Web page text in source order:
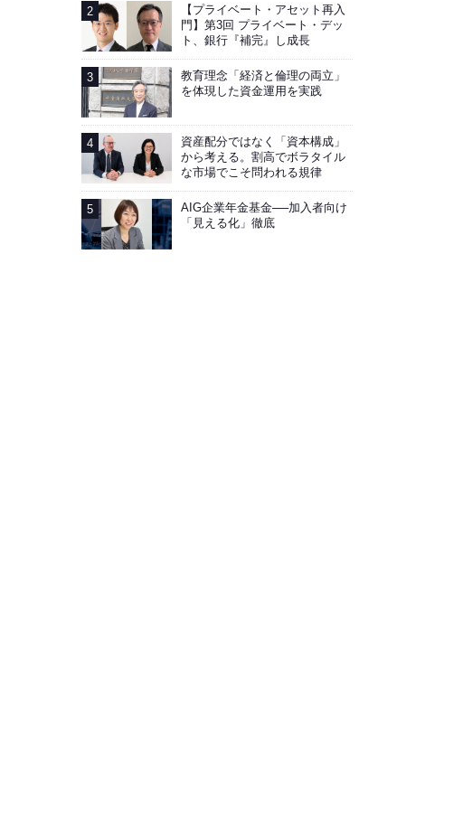
【プライベート・アセット再入
門】第3回 プライベート・デッ
ト、銀行『補完』し成長
教育理念「経済と倫理の両立」
を体現した資金運用を実践
資産配分ではなく「資本構成」
から考える。割高でボラタイル
な市場でこそ問われる規律
AIG企業年金基金──加入者向け
「見える化」徹底